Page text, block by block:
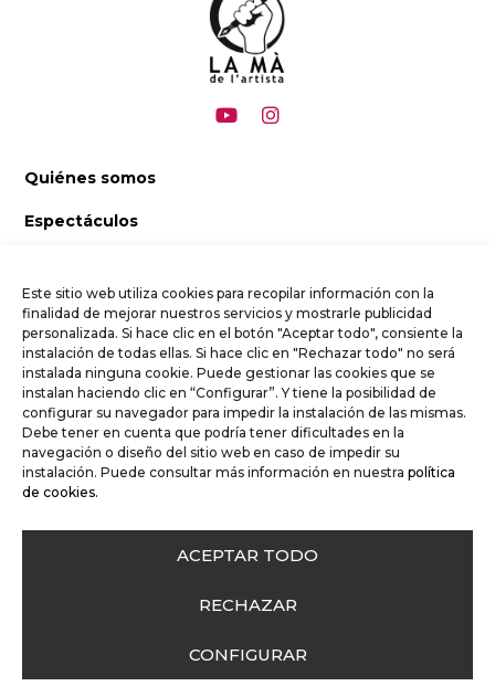
Este sitio web utiliza cookies para recopilar información con la
finalidad de mejorar nuestros servicios y mostrarle publicidad
personalizada. Si hace clic en el botón "Aceptar todo", consiente la
instalación de todas ellas. Si hace clic en "Rechazar todo" no será
instalada ninguna cookie. Puede gestionar las cookies que se
instalan haciendo clic en “Configurar”. Y tiene la posibilidad de
configurar su navegador para impedir la instalación de las mismas.
Debe tener en cuenta que podría tener dificultades en la
navegación o diseño del sitio web en caso de impedir su
instalación. Puede consultar más información en nuestra política
de cookies.
ACEPTAR TODO
RECHAZAR
CONFIGURAR
Quiénes somos
Espectáculos
Puchi y Neli, desmontan rutinas
Villa Zapatos
Calendario
Contacto
info@lamadelartista.cat
Aviso legal.Política de cookies
privacidad. DeWeLoveWebs